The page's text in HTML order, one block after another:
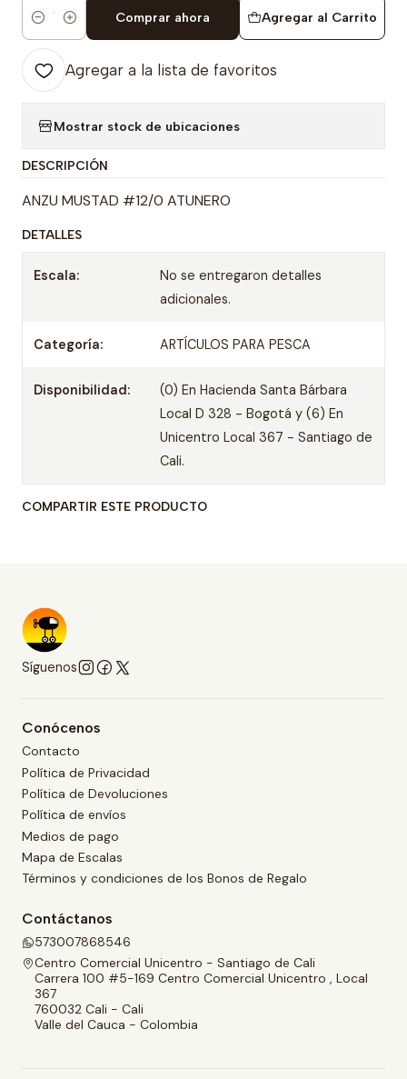
Cantidad
Agregar al Carrito
Comprar ahora
Agregar a la lista de favoritos
Mostrar stock de ubicaciones
DESCRIPCIÓN
ANZU MUSTAD #12/0 ATUNERO
DETALLES
Escala:
No se entregaron detalles
adicionales.
Categoría: ARTÍCULOS PARA PESCA
Disponibilidad:
(0) En Hacienda Santa Bárbara
Local D 328 - Bogotá y (6) En
Unicentro Local 367 - Santiago de
Cali.
COMPARTIR ESTE PRODUCTO
Síguenos
Conócenos
Contacto
Política de Privacidad
Política de Devoluciones
Política de envíos
Medios de pago
Mapa de Escalas
Términos y condiciones de los Bonos de Regalo
Contáctanos
573007868546
Centro Comercial Unicentro - Santiago de Cali
Carrera 100 #5-169 Centro Comercial Unicentro , Local
367
760032 Cali - Cali
Valle del Cauca - Colombia